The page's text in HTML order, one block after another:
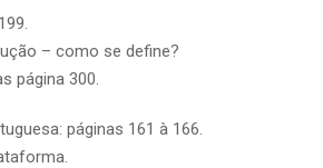
– como se define?
página 300.
páginas 161 à 166.